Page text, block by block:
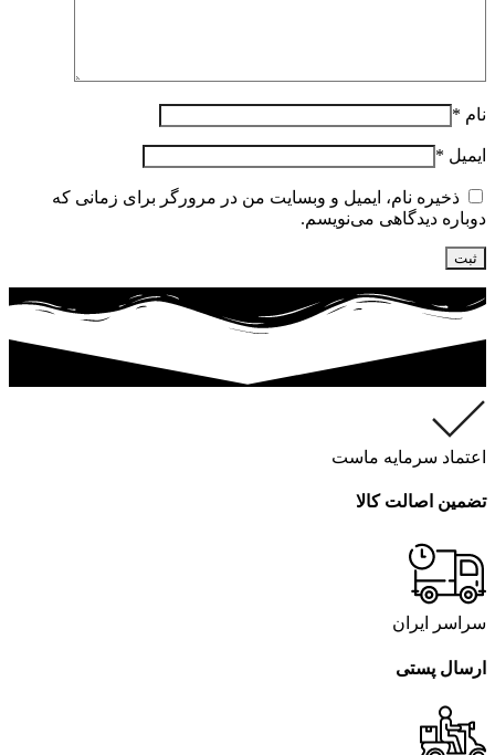
نام *
ایمیل *
ذخیره نام، ایمیل و وبسایت من در مرورگر برای زمانی که
دوباره دیدگاهی می‌نویسم.
اعتماد سرمایه ماست
تضمین اصالت کالا
سراسر ایران
ارسال پستی